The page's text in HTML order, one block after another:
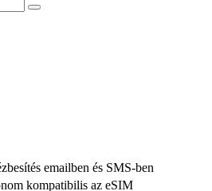
emailben és SMS-ben
kompatibilis az eSIM